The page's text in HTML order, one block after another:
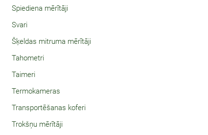
Spiediena mērītāji
Svari
Šķeldas mitruma mērītāji
Tahometri
Taimeri
Termokameras
Transportēšanas koferi
Trokšņu mērītāji